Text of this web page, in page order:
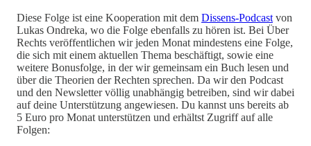
Diese Folge ist eine Kooperation mit dem Dissens-Podcast von
Lukas Ondreka, wo die Folge ebenfalls zu hören ist. Bei Über
Rechts veröffentlichen wir jeden Monat mindestens eine Folge,
die sich mit einem aktuellen Thema beschäftigt, sowie eine
weitere Bonusfolge, in der wir gemeinsam ein Buch lesen und
über die Theorien der Rechten sprechen. Da wir den Podcast
und den Newsletter völlig unabhängig betreiben, sind wir dabei
auf deine Unterstützung angewiesen. Du kannst uns bereits ab
5 Euro pro Monat unterstützen und erhältst Zugriff auf alle
Folgen: